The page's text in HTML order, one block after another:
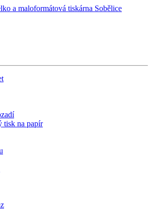
a maloformátová tiskárna Sobělice
tisk na papír